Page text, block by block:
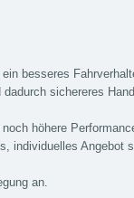
besseres
sichereres
höhere
individuelles Angebot
an.